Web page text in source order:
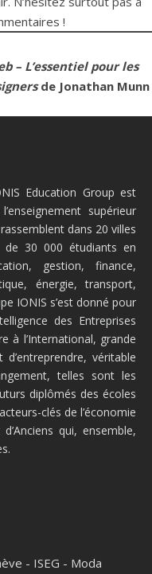
!
– L’essentiel pour les
de Jonathan Munn
Education Group est
supérieur
dans 20 villes
de 30 000 étudiants en
gestion, finance,
énergie, transport,
IONIS s’est donné pour
des Entreprises
à l’International, grande
véritable
telles sont les
diplômés des écoles
clés de l’économie
qui, ensemble,
- ISEG - Moda